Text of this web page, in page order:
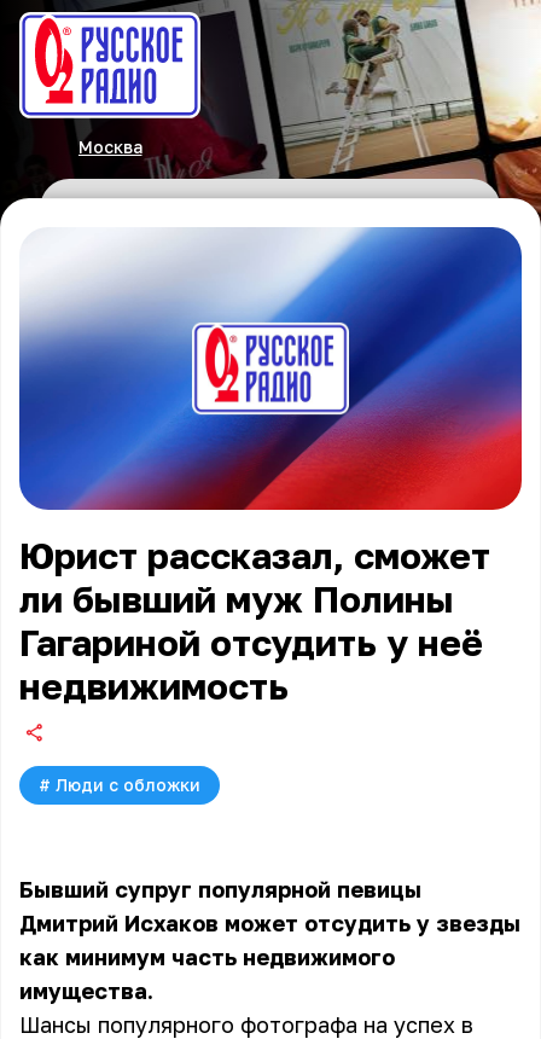
Москва
Юрист рассказал, сможет
ли бывший муж Полины
Гагариной отсудить у неё
недвижимость
# Люди с обложки
Бывший супруг популярной певицы
Дмитрий Исхаков может отсудить у звезды
как минимум часть недвижимого
имущества.
Шансы популярного фотографа на успех в